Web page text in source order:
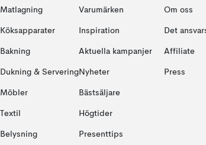
Matlagning
Köksapparater
Bakning
Dukning & Servering
Möbler
Textil
Belysning
Varumärken
Inspiration
Aktuella kampanjer
Nyheter
Bästsäljare
Högtider
Presenttips
Om oss
Det
Affiliate
Press